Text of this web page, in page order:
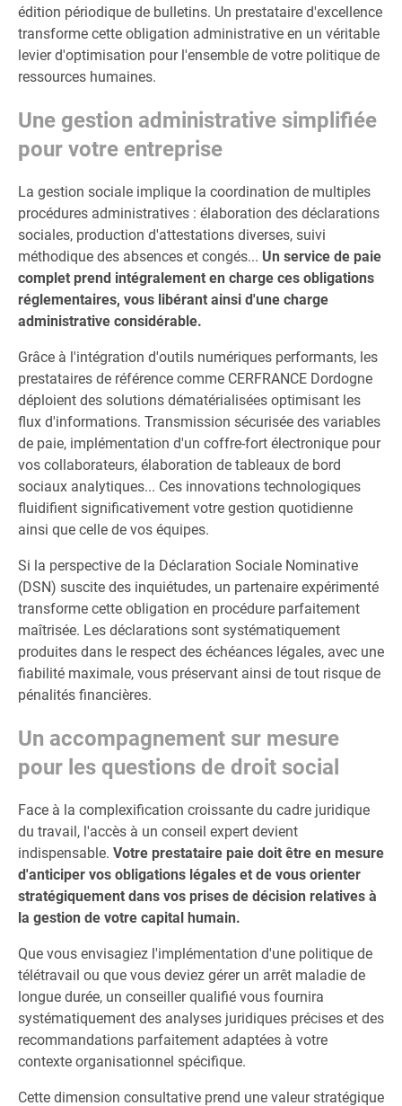
édition périodique de bulletins. Un prestataire d'excellence
transforme cette obligation administrative en un véritable
levier d'optimisation pour l'ensemble de votre politique de
ressources humaines.
Une gestion administrative simplifiée
pour votre entreprise
La gestion sociale implique la coordination de multiples
procédures administratives : élaboration des déclarations
sociales, production d'attestations diverses, suivi
méthodique des absences et congés... Un service de paie
complet prend intégralement en charge ces obligations
réglementaires, vous libérant ainsi d'une charge
administrative considérable.
Grâce à l'intégration d'outils numériques performants, les
prestataires de référence comme CERFRANCE Dordogne
déploient des solutions dématérialisées optimisant les
flux d'informations. Transmission sécurisée des variables
de paie, implémentation d'un coffre-fort électronique pour
vos collaborateurs, élaboration de tableaux de bord
sociaux analytiques... Ces innovations technologiques
fluidifient significativement votre gestion quotidienne
ainsi que celle de vos équipes.
Si la perspective de la Déclaration Sociale Nominative
(DSN) suscite des inquiétudes, un partenaire expérimenté
transforme cette obligation en procédure parfaitement
maîtrisée. Les déclarations sont systématiquement
produites dans le respect des échéances légales, avec une
fiabilité maximale, vous préservant ainsi de tout risque de
pénalités financières.
Un accompagnement sur mesure
pour les questions de droit social
Face à la complexification croissante du cadre juridique
du travail, l'accès à un conseil expert devient
indispensable. Votre prestataire paie doit être en mesure
d'anticiper vos obligations légales et de vous orienter
stratégiquement dans vos prises de décision relatives à
la gestion de votre capital humain.
Que vous envisagiez l'implémentation d'une politique de
télétravail ou que vous deviez gérer un arrêt maladie de
longue durée, un conseiller qualifié vous fournira
systématiquement des analyses juridiques précises et des
recommandations parfaitement adaptées à votre
contexte organisationnel spécifique.
Cette dimension consultative prend une valeur stratégique